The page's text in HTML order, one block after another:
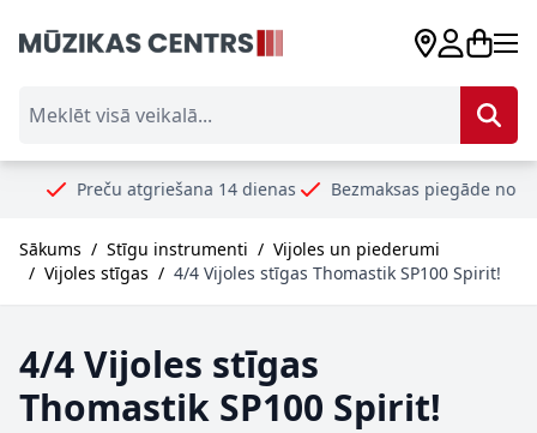
atgriešana 14 dienas Bezmaksas piegāde no 99€
Sākums / Stīgu instrumenti / Vijoles un piederumi
/ Vijoles stīgas / 4/4 Vijoles stīgas Thomastik SP100 Spirit!
4/4 Vijoles stīgas
Thomastik SP100 Spirit!